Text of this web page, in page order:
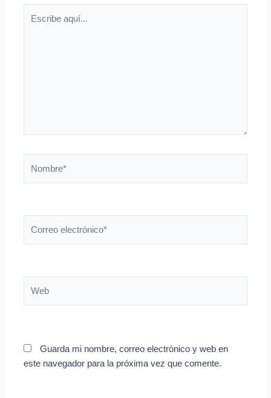
Guarda mi nombre, correo electrónico y web en
este navegador para la próxima vez que comente.